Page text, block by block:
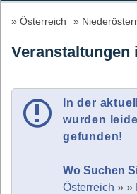
Österreich
Veranstaltungen
In der
wurden
gefunden!
Wo Suchen
Österreich » »